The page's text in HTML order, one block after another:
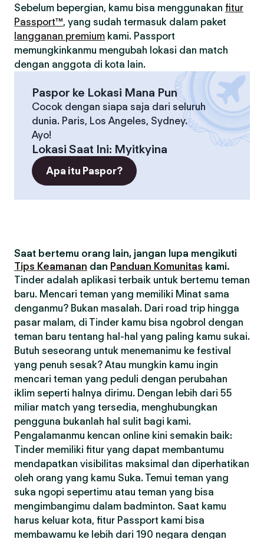
Sebelum bepergian, kamu bisa menggunakan fitur
Passport™, yang sudah termasuk dalam paket
langganan premium kami. Passport
memungkinkanmu mengubah lokasi dan match
dengan anggota di kota lain.
Paspor ke Lokasi Mana Pun
Cocok dengan siapa saja dari seluruh
dunia. Paris, Los Angeles, Sydney.
Ayo!
Lokasi Saat Ini: Myitkyina
Apa itu Paspor?
Saat bertemu orang lain, jangan lupa mengikuti
Tips Keamanan dan Panduan Komunitas kami.
Tinder adalah aplikasi terbaik untuk bertemu teman
baru. Mencari teman yang memiliki Minat sama
denganmu? Bukan masalah. Dari road trip hingga
pasar malam, di Tinder kamu bisa ngobrol dengan
teman baru tentang hal-hal yang paling kamu sukai.
Butuh seseorang untuk menemanimu ke festival
yang penuh sesak? Atau mungkin kamu ingin
mencari teman yang peduli dengan perubahan
iklim seperti halnya dirimu. Dengan lebih dari 55
miliar match yang tersedia, menghubungkan
pengguna bukanlah hal sulit bagi kami.
Pengalamanmu kencan online kini semakin baik:
Tinder memiliki fitur yang dapat membantumu
mendapatkan visibilitas maksimal dan diperhatikan
oleh orang yang kamu Suka. Temui teman yang
suka ngopi sepertimu atau teman yang bisa
mengimbangimu dalam badminton. Saat kamu
harus keluar kota, fitur Passport kami bisa
membawamu ke lebih dari 190 negara dengan